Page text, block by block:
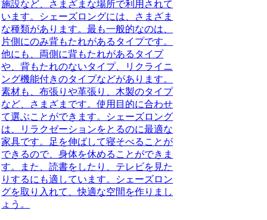
施設など、さまざまな場所で利用されて
います。シェーズロングには、さまざま
な種類があります。最も一般的なのは、
片側にのみ背もたれがあるタイプです。
他にも、両側に背もたれがあるタイプ
や、背もたれのないタイプ、リクライニ
ング機能付きのタイプなどがあります。
素材も、布張りや革張り、木製のタイプ
など、さまざまです。使用目的に合わせ
て選ぶことができます。シェーズロング
は、リラクゼーションをとるのに最適な
家具です。足を伸ばして寝そべることが
できるので、身体を休めることができま
す。また、読書をしたり、テレビを見た
りするにも適しています。シェーズロン
グを取り入れて、快適な空間を作りまし
ょう。